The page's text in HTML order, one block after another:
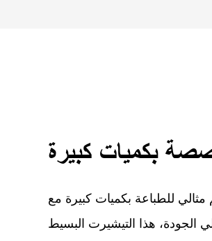
بكميات كبيرة
مثالي للطباعة بكميات كبيرة مع
هذا التيشيرت البسيط